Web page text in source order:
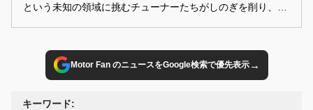
という未知の領域に挑むチューナーたちがしのぎを削り、
Motor Fan のニュースをGoogle検索で優先表示→
キーワード: